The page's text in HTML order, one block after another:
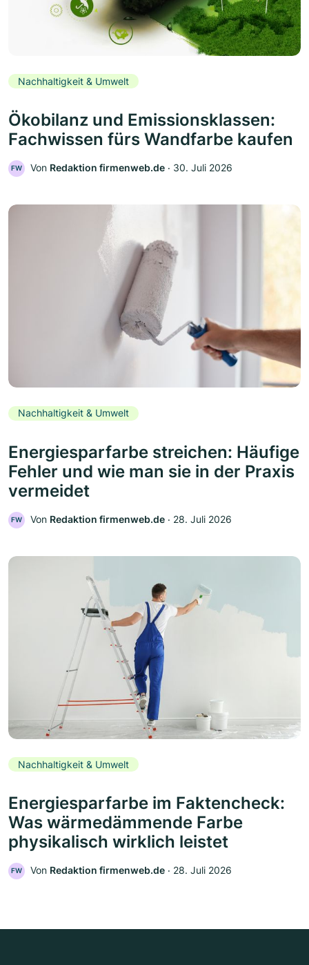
Nachhaltigkeit & Umwelt
Ökobilanz und Emissionsklassen:
Fachwissen fürs Wandfarbe kaufen
FW Von Redaktion firmenweb.de ‧ 30. Juli 2026
Nachhaltigkeit & Umwelt
Energiesparfarbe streichen: Häufige
Fehler und wie man sie in der Praxis
vermeidet
FW Von Redaktion firmenweb.de ‧ 28. Juli 2026
Nachhaltigkeit & Umwelt
Energiesparfarbe im Faktencheck:
Was wärmedämmende Farbe
physikalisch wirklich leistet
FW Von Redaktion firmenweb.de ‧ 28. Juli 2026